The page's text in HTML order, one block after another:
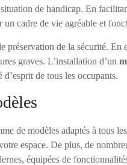
de handicap. En
cadre de vie agréable et
préservation de la sécurité. En
graves. L’installation d’un
de tous les occupants.
de modèles adaptés à tous
espace. De plus, de
équipées de